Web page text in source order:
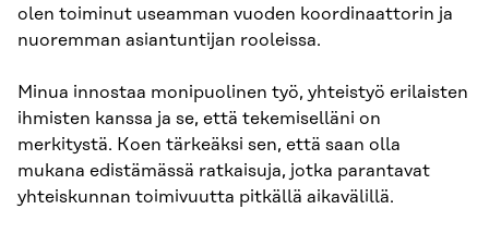
olen toiminut useamman vuoden koordinaattorin ja
nuoremman asiantuntijan rooleissa.
Minua innostaa monipuolinen työ, yhteistyö erilaisten
ihmisten kanssa ja se, että tekemiselläni on
merkitystä. Koen tärkeäksi sen, että saan olla
mukana edistämässä ratkaisuja, jotka parantavat
yhteiskunnan toimivuutta pitkällä aikavälillä.